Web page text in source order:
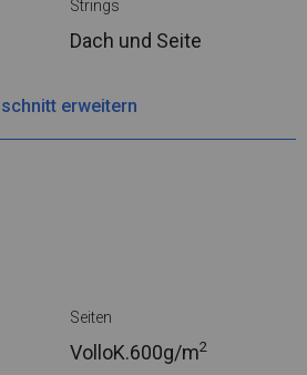
Strings
Dach und Seite
erweitern
Seiten
VolloK.600g/m2